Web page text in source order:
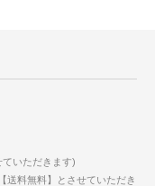
いただきます)
送料無料】とさせていただき